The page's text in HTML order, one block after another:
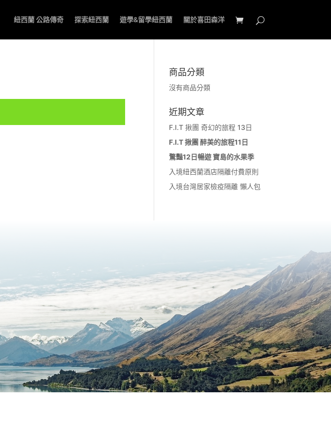
紐西蘭 公路傳奇 探索紐西蘭 遊學&留學紐西蘭 關於喜田森洋
商品分類
沒有商品分類
近期文章
F.I.T 揪團 奇幻的旅程 13日
F.I.T 揪團 醉美的旅程11日
驚豔12日暢遊 寶島的水果季
入境紐西蘭酒店隔離付費原則
入境台灣居家檢疫隔離 懶人包